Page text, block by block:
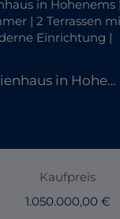
Traumhaftes Einfamilienhaus in Hohenems | 126m² Wohnfläche | 4-Zimmer | 2 Terrassen mit 100m² Gesamtfläche | moderne Einrichtung | großes Carport
Kaufpreis
1.050.000,00 €